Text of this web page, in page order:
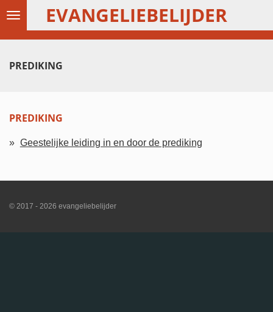
Ga
direct
de
EVANGELIEBELIJDER
PREDIKING
PREDIKING
Geestelijke leiding in en door de prediking
© 2017 - 2026 evangeliebelijder